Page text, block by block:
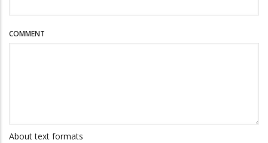
COMMENT
About text formats